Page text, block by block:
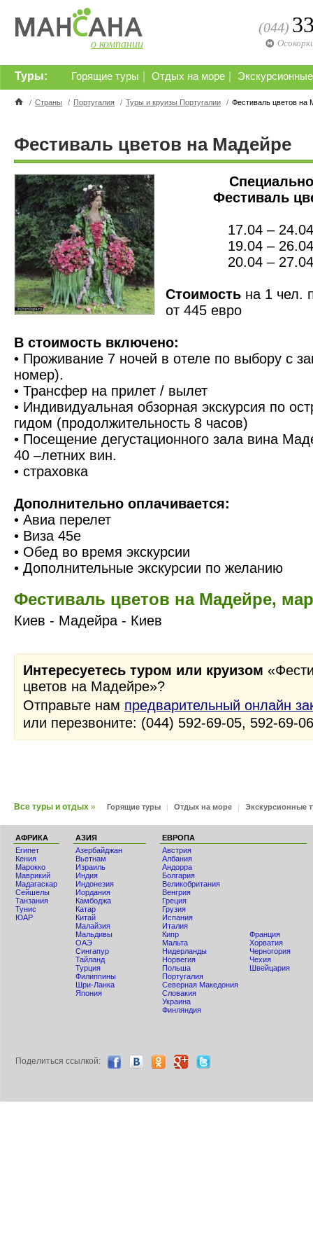
о компании
(044)
Горящие туры Отдых на море
Туры:
/ Страны / Португалия / Туры и круизы Португалии / Фестиваль цветов на
Фестиваль цветов на Мадейре
Фестиваль
17.04 –
19.04 –
20.04 –
Стоимость на 1 чел.
от 445 евро
В стоимость включено:
• Проживание 7 ночей в отеле по выбору с
номер).
• Трансфер на прилет / вылет
• Индивидуальная обзорная экскурсия по
гидом (продолжительность 8 часов)
• Посещение дегустационного зала вина
40 –летних вин.
• страховка
Дополнительно оплачивается:
• Авиа перелет
• Виза 45е
• Обед во время экскурсии
• Дополнительные экскурсии по желанию
Фестиваль цветов на Мадейре,
Киев - Мадейра - Киев
Интересуетесь туром или круизом
цветов на Мадейре»?
Отправьте нам предварительный онлайн
или перезвоните: (044) 592-69-05, 592-69-06
Все туры и отдых » Горящие туры | Отдых на море | Экскурсионные
АФРИКА
Египет
Кения
Мaрокко
Маврикий
Мадагаскар
Сейшелы
Танзания
Тунис
ЮАР
АЗИЯ
Азербайджан
Вьетнам
Израиль
Индия
Индонезия
Иордания
Камбоджа
Катар
Китай
Малайзия
Мальдивы
ОАЭ
Сингапур
Тайланд
Турция
Филиппины
Шри-Ланка
Япония
ЕВРОПА
Австрия
Албания
Андорра
Болгария
Великобритания
Венгрия
Греция
Грузия
Испания
Италия
Кипр
Мальта
Нидерланды
Норвегия
Польша
Португалия
Северная Македония
Словакия
Украина
Финляндия
Франция
Хорватия
Черногория
Чехия
Швейцария
Поделиться ccылкой: